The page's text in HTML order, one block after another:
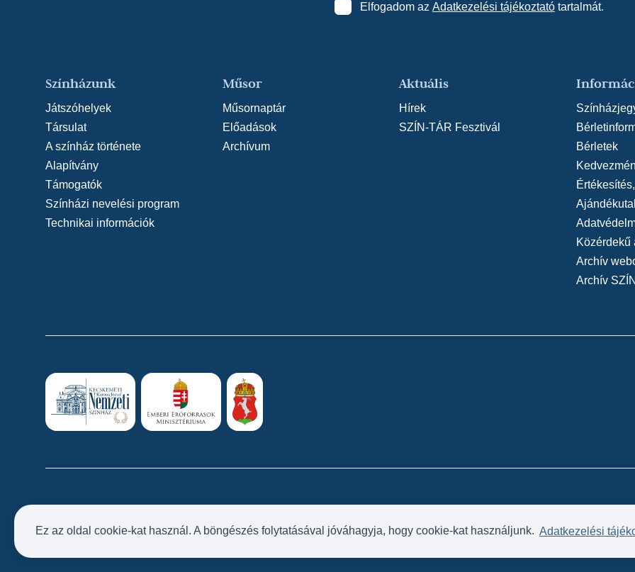
Ez az oldal cookie-kat használ. A böngészés folytatásával jóváhagyja, hogy cookie-kat használjunk. Adatkezelési
Elfogadom az Adatkezelési tájékoztató tartalmát.
Színházunk
Játszóhelyek
Társulat
A színház története
Alapítvány
Támogatók
Színházi nevelési program
Technikai információk
Műsor
Műsornaptár
Előadások
Archívum
Aktuális
Hírek
SZÍN-TÁR Fesztivál
Bérletek
Közérdekű
Archív
Archív
Próbatábla